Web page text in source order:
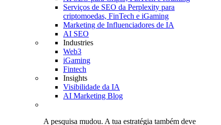
Serviços de SEO da Perplexity para
criptomoedas, FinTech e iGaming
Marketing de Influenciadores de IA
AI SEO
Industries
Web3
iGaming
Fintech
Insights
Visibilidade da IA
AI Marketing Blog
A pesquisa mudou. A tua estratégia também deve